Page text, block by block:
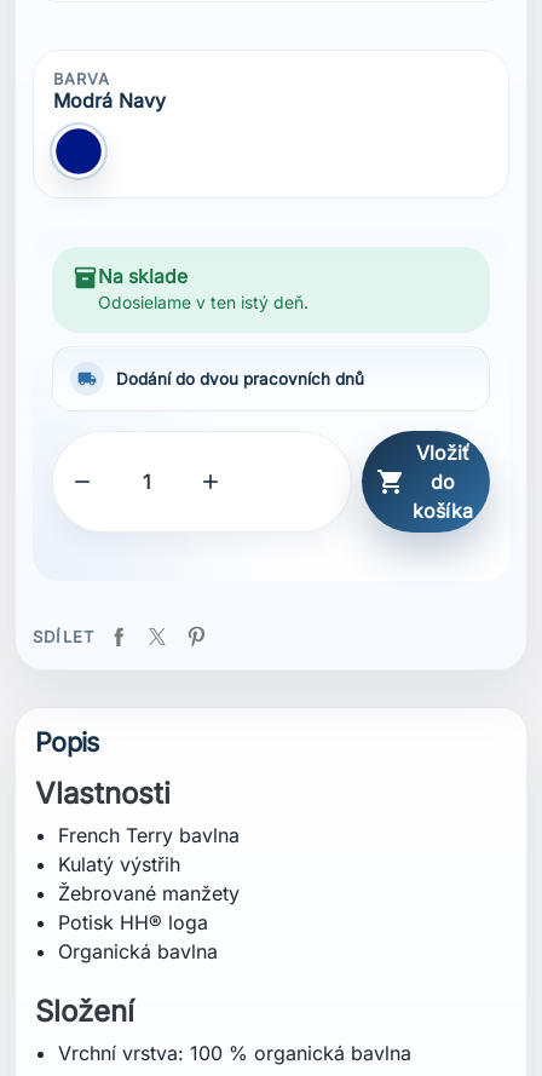
BARVA
Modrá Navy
Modrá Navy
inventory_2Na sklade
Odosielame v ten istý deň.
local_shipping Dodání do dvou pracovních dnů
  
Vložiť
do
košíka
SDÍLET
Popis
Vlastnosti
French Terry bavlna
Kulatý výstřih
Žebrované manžety
Potisk HH® loga
Organická bavlna
Složení
Vrchní vrstva: 100 % organická bavlna